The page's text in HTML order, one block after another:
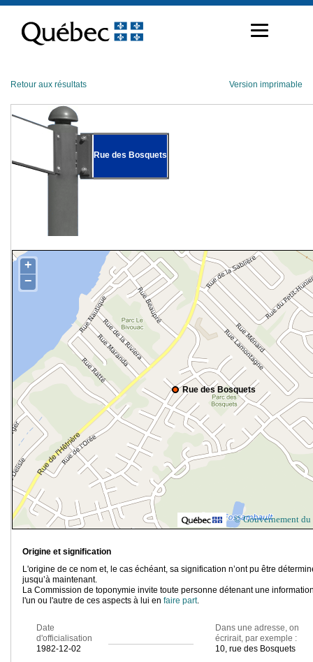
contenu
Retour aux résultats Version imprimable
Rue des Bosquets
Rue des Bosquets
+
−
© Gouvernement du
Origine et signification
L'origine de ce nom et, le cas échéant, sa signification n’ont pu être
jusqu’à maintenant.
La Commission de toponymie invite toute personne détenant une
l'un ou l'autre de ces aspects à lui en faire part.
Date
d'officialisation
1982-12-02
Dans une adresse, on
écrirait, par exemple :
10, rue des Bosquets